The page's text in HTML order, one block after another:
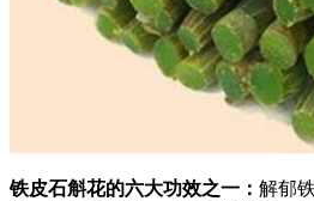
铁皮石斛花的六大功效之一： 解郁